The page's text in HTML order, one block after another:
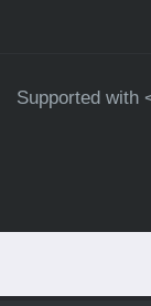
Supported with